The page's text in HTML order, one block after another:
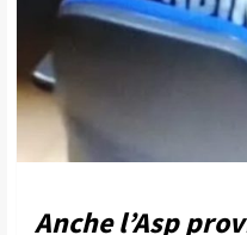
Anche l’Asp